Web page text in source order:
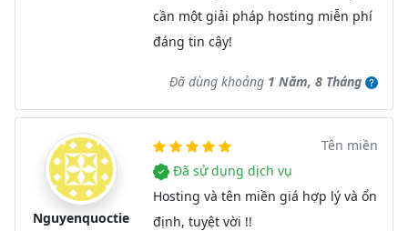
cần một giải pháp hosting miễn phí
đáng tin cậy!
Đã dùng khoảng 1 Năm, 8 Tháng
Nguyenquoctie
Tên miền
Đã sử dụng dịch vụ
Hosting và tên miền giá hợp lý và ổn
định, tuyệt vời !!